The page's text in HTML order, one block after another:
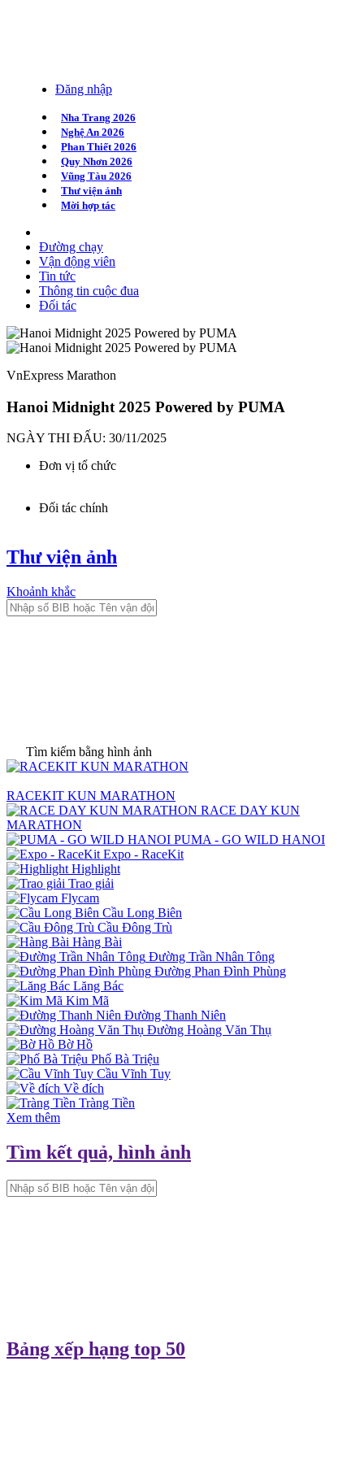
Đăng nhập
Nha Trang 2026
Nghệ An 2026
Phan Thiết 2026
Quy Nhơn 2026
Vũng Tàu 2026
Thư viện ảnh
Mời hợp tác
Đường chạy
Vận động viên
Tin tức
Thông tin cuộc đua
Đối tác
VnExpress Marathon
Hanoi Midnight 2025 Powered by PUMA
NGÀY THI ĐẤU: 30/11/2025
Đơn vị tổ chức
Đối tác chính
Thư viện ảnh
Khoảnh khắc
Tìm kiếm bằng hình ảnh
RACEKIT KUN MARATHON
RACE DAY KUN
MARATHON
PUMA - GO WILD HANOI
Expo - RaceKit
Highlight
Trao giải
Flycam
Cầu Long Biên
Cầu Đông Trù
Hàng Bài
Đường Trần Nhân Tông
Đường Phan Đình Phùng
Lăng Bác
Kim Mã
Đường Thanh Niên
Đường Hoàng Văn Thụ
Bờ Hồ
Phố Bà Triệu
Cầu Vĩnh Tuy
Về đích
Tràng Tiền
Xem thêm
Tìm kết quả, hình ảnh
Bảng xếp hạng top 50